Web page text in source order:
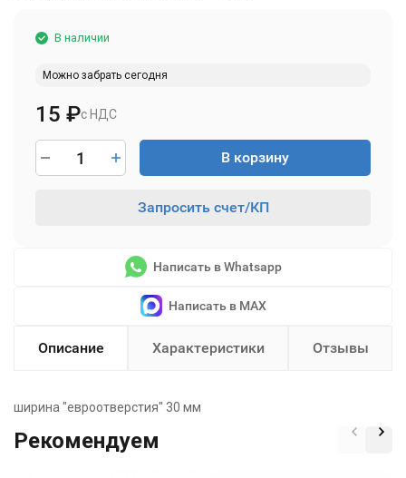
В наличии
Можно забрать сегодня
с НДС
15 ₽
В корзину
Запросить счет/КП
Написать в Whatsapp
Написать в MAX
Описание Характеристики Отзывы
ширина "евроотверстия" 30 мм
Рекомендуем